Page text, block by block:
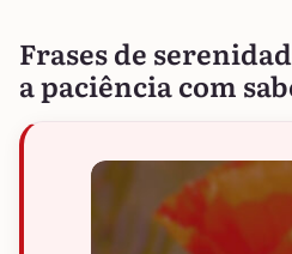
Frases de
a paciência com